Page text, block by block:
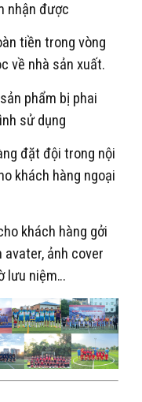
nhận được
tiền trong vòng
về nhà sản xuất.
phẩm bị phai
sử dụng
đặt đội trong nội
khách hàng ngoại
khách hàng gởi
avater, ảnh cover
lưu niệm…